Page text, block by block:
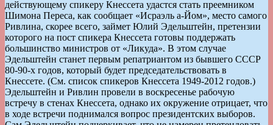
действующему спикеру Кнессета удастся стать преемником
Шимона Переса, как сообщает «Исраэль а-Йом», место самого
Ривлина, скорее всего, займет Юлий Эдельштейн, претензии
которого на пост спикера Кнессета готовы поддержать
большинство министров от «Ликуда». В этом случае
Эдельштейн станет первым репатриантом из бывшего СССР
80-90-х годов, который будет председательствовать в
Кнессете. (См. список спикеров Кнессета 1949-2012 годов.)
Эдельштейн и Ривлин провели в воскресенье рабочую
встречу в стенах Кнессета, однако их окружение отрицает, что
в ходе встречи поднимался вопрос президентских выборов.